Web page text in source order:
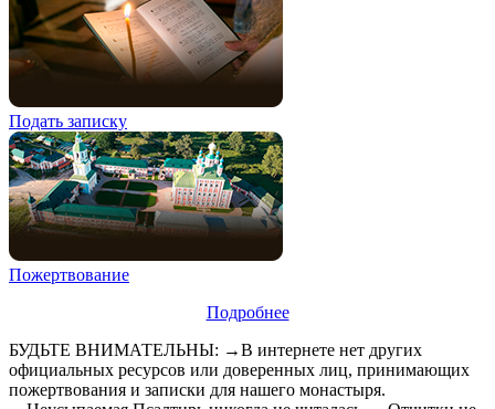
Подать записку
Пожертвование
Подробнее
БУДЬТЕ ВНИМАТЕЛЬНЫ: →В интернете нет других
официальных ресурсов или доверенных лиц, принимающих
пожертвования и записки для нашего монастыря.